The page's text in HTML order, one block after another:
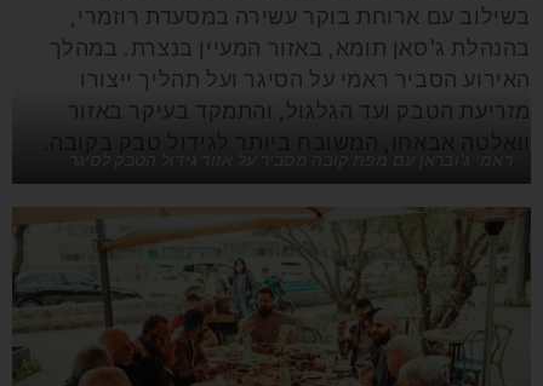
בשילוב עם ארוחת בוקר עשירה במסעדת רוזמרי,
בהנהלת ג'סאן תומא, באזור המעיין בנצרת. במהלך
האירוע הסביר ראמי על הסיגר ועל תהליך ייצורו
מזריעת הטבק ועד הגלגול, והתמקד בעיקר באזור
ראמי ג'ובראן עם מפת קובה מסביר על אזור גידול הטבק לסיגר